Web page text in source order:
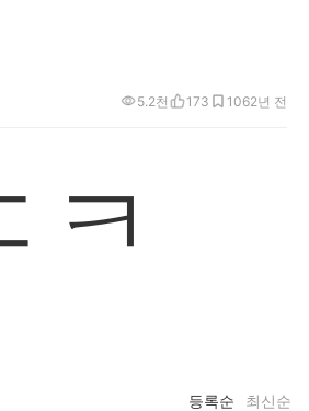
2년 전
5.2천 173 106
ㅋ
등록순 최신순